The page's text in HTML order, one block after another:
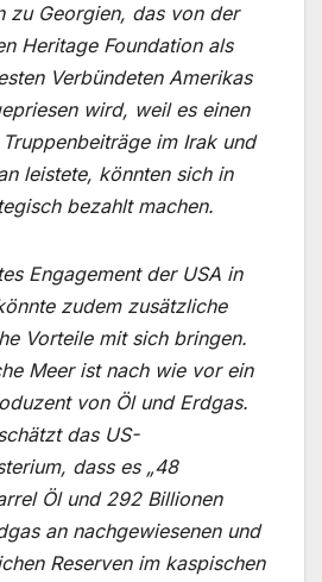
zu Georgien, das von der
Heritage Foundation als
Verbündeten Amerikas
wird, weil es einen
im Irak und
leistete, könnten sich in
bezahlt machen.
Engagement der USA in
zudem zusätzliche
Vorteile mit sich bringen.
Meer ist nach wie vor ein
von Öl und Erdgas.
das US-
dass es „48
Öl und 292 Billionen
an nachgewiesenen und
Reserven im kaspischen